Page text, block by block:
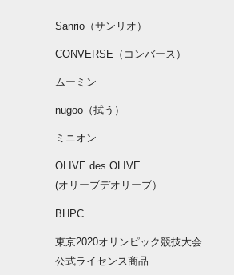
Sanrio（サンリオ）
CONVERSE（コンバース）
ムーミン
nugoo（拭う）
ミニオン
OLIVE des OLIVE
(オリーブデオリーブ）
BHPC
東京2020オリンピック競技大会
公式ライセンス商品